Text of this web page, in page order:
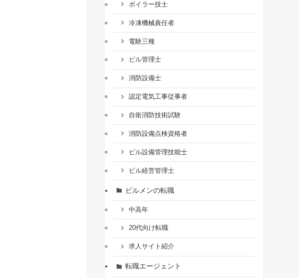
ボイラー技士
冷凍機械責任者
電験三種
ビル管理士
消防設備士
認定電気工事従事者
自衛消防技術試験
消防設備点検資格者
ビル設備管理技能士
ビル経営管理士
ビルメンの転職
中高年
20代向け転職
求人サイト紹介
転職エージェント